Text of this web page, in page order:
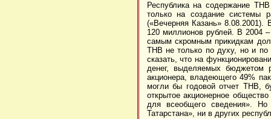
Республика на содержание
только на создание системы
(«Вечерняя Казань»
120 миллионов рублей. В 2004
самым скромным прикидкам
ТНВ не только по духу, но и по
сказать, что на
денег, выделяемых бюджетом
акционера, владеющего 49%
могли бы годовой отчет ТНВ,
открытое акционерное
для всеобщего сведения».
Татарстана», ни в других